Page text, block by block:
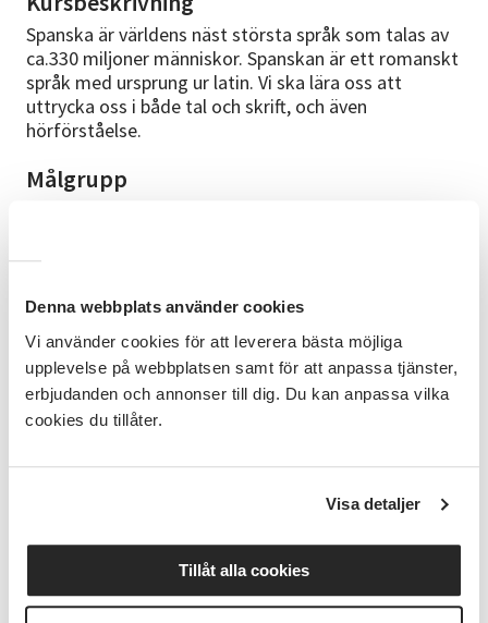
Denna webbplats använder cookies
Vi använder cookies för att leverera bästa möjliga
upplevelse på webbplatsen samt för att anpassa tjänster,
erbjudanden och annonser till dig. Du kan anpassa vilka
cookies du tillåter.
Visa detaljer
Tillåt alla cookies
Spanska är världens näst största språk som talas av
ca.330 miljoner människor. Spanskan är ett romanskt
språk med ursprung ur latin. Vi ska lära oss att
uttrycka oss i både tal och skrift, och även
hörförståelse.
Målgrupp
sätt i spansktalande länder. Du bör ha läst ca två år
Mål
Du skall efter kursen kunna förstå i både tal och skrift
enkel vardaglig spanska och kunna uttrycka dig
enkelt. Har börjat bygga upp ett ordförråd.
Innehåll
Vi blandar övningar för att lära oss att tala, läsa och
Studiematerial
Boken som används heter Caminando 2. Boken ingår